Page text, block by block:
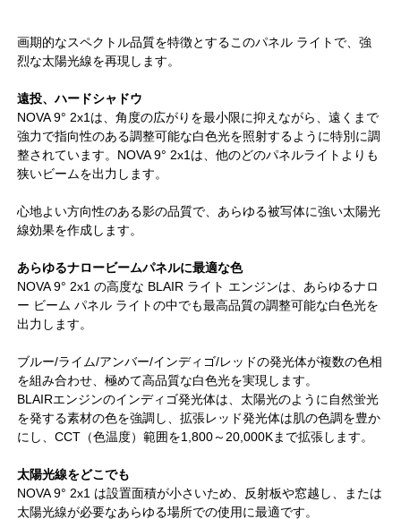
画期的なスペクトル品質を特徴とするこのパネル ライトで、強
烈な太陽光線を再現します。
遠投、ハードシャドウ
NOVA 9° 2x1は、角度の広がりを最小限に抑えながら、遠くまで
強力で指向性のある調整可能な白色光を照射するように特別に調
整されています。NOVA 9° 2x1は、他のどのパネルライトよりも
狭いビームを出力します。
心地よい方向性のある影の品質で、あらゆる被写体に強い太陽光
線効果を作成します。
あらゆるナロービームパネルに最適な色
NOVA 9° 2x1 の高度な BLAIR ライト エンジンは、あらゆるナロ
ー ビーム パネル ライトの中でも最高品質の調整可能な白色光を
出力します。
ブルー/ライム/アンバー/インディゴ/レッドの発光体が複数の色相
を組み合わせ、極めて高品質な白色光を実現します。
BLAIRエンジンのインディゴ発光体は、太陽光のように自然蛍光
を発する素材の色を強調し、拡張レッド発光体は肌の色調を豊か
にし、CCT（色温度）範囲を1,800～20,000Kまで拡張します。
太陽光線をどこでも
NOVA 9° 2x1 は設置面積が小さいため、反射板や窓越し、または
太陽光線が必要なあらゆる場所での使用に最適です。